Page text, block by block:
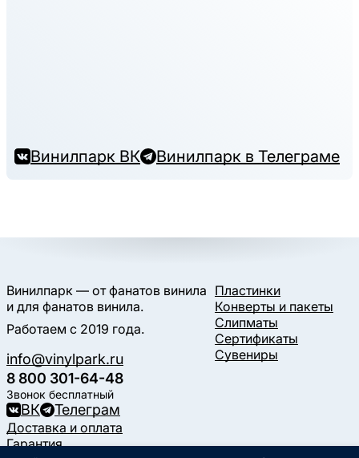
Винилпарк ВК Винилпарк в Телеграме
Винилпарк — от фанатов винила
и для фанатов винила.
Работаем с 2019 года.
info@vinylpark.ru
8 800 301-64-48
Звонок бесплатный
ВК Телеграм
Пластинки
Конверты и пакеты
Слипматы
Сертификаты
Сувениры
Доставка и оплата
Гарантия